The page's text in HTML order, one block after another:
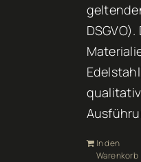
In den
Warenkorb